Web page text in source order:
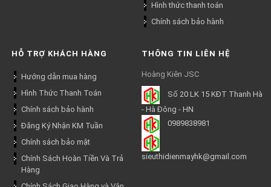
Hình thức thanh toán
Chính sách bảo hành
HỖ TRỢ KHÁCH HÀNG
Hướng dẫn mua hàng
Hình Thức Thanh Toán
Chính sách bảo hành
Đăng Ký Nhận KM Tuần
Chính sách bảo mật
Chính Sách Hoàn Tiền Và Trả
Hàng
THÔNG TIN LIÊN HỆ
Hoàng Kiên JSC
Số 20 LK 15 KĐT Thanh Hà
- Hà Đông - HN
0989838981
sieuthidienmayhk@gmail.com